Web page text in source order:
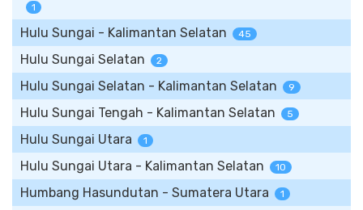
1
Hulu Sungai - Kalimantan Selatan 45
Hulu Sungai Selatan 2
Hulu Sungai Selatan - Kalimantan Selatan 9
Hulu Sungai Tengah - Kalimantan Selatan 5
Hulu Sungai Utara 1
Hulu Sungai Utara - Kalimantan Selatan 10
Humbang Hasundutan - Sumatera Utara 1